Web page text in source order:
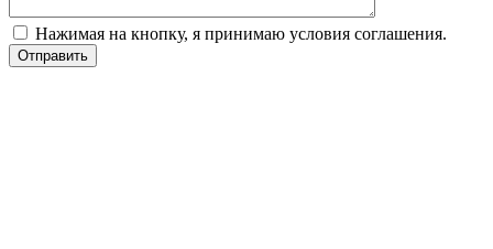
Нажимая на кнопку, я принимаю условия соглашения.